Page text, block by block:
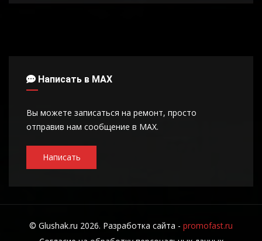
Написать в MAX
Вы можете записаться на ремонт, просто
отправив нам сообщение в MAX.
Написать
© Glushak.ru 2026. Разработка сайта - promofast.ru